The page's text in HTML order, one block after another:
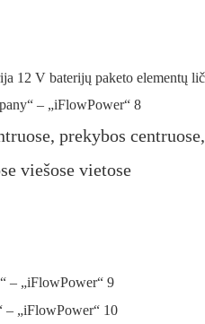
prekybos centruose,
viešose vietose